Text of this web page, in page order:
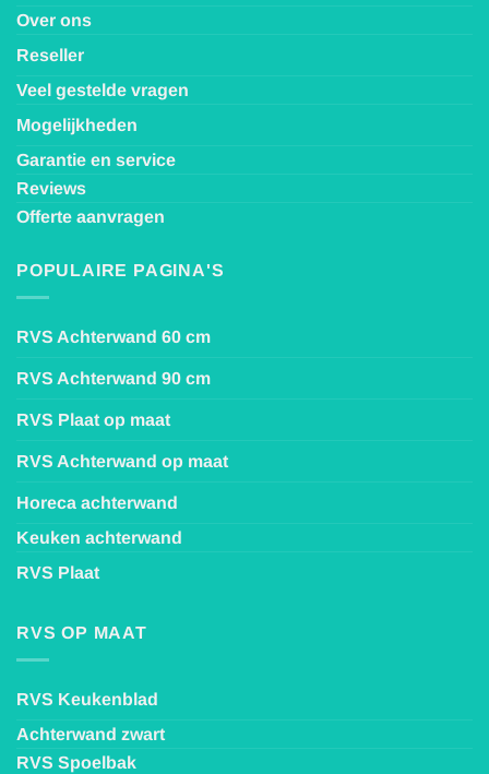
Over ons
Reseller
Veel gestelde vragen
Mogelijkheden
Garantie en service
Reviews
Offerte aanvragen
POPULAIRE PAGINA'S
RVS Achterwand 60 cm
RVS Achterwand 90 cm
RVS Plaat op maat
RVS Achterwand op maat
Horeca achterwand
Keuken achterwand
RVS Plaat
RVS OP MAAT
RVS Keukenblad
Achterwand zwart
RVS Spoelbak